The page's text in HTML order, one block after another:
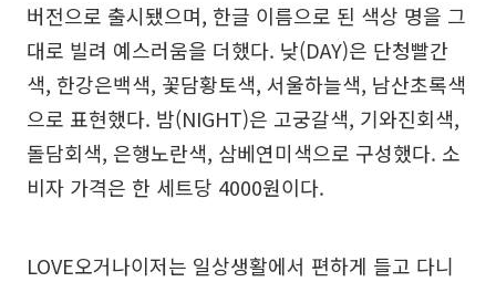
버전으로 출시됐으며, 한글 이름으로 된 색상 명을 그
대로 빌려 예스러움을 더했다. 낮(DAY)은 단청빨간
색, 한강은백색, 꽃담황토색, 서울하늘색, 남산초록색
으로 표현했다. 밤(NIGHT)은 고궁갈색, 기와진회색,
돌담회색, 은행노란색, 삼베연미색으로 구성했다. 소
비자 가격은 한 세트당 4000원이다.
LOVE오거나이저는 일상생활에서 편하게 들고 다니